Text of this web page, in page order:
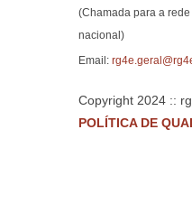
(Chamada para a rede
nacional)
Email:
Copyright 2024 ::
POLÍTICA DE